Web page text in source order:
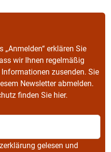
erklären Sie
wir Ihnen regelmäßig
zusenden. Sie
Newsletter abmelden.
finden Sie hier.
gelesen und